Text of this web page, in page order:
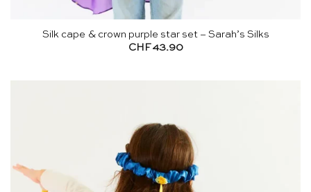
Silk cape & crown purple star set – Sarah’s Silks
CHF 43.90